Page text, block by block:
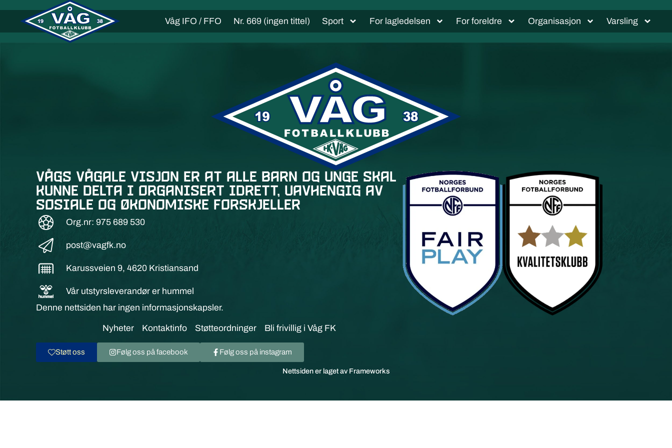
Våg IFO / FFO Nr. 669 (ingen tittel) Sport For lagledelsen For foreldre Organisasjon Varsling
Vågs vågale visjon er at alle barn og unge skal
kunne delta i organisert idrett, uavhengig av
sosiale og økonomiske forskjeller
Org.nr: 975 689 530
post@vagfk.no
Karussveien 9, 4620 Kristiansand
Vår utstyrsleverandør er hummel
Denne nettsiden har ingen informasjonskapsler.
Nyheter Kontaktinfo Støtteordninger Bli frivillig i Våg FK
Støtt oss Følg oss på facebook Følg oss på instagram
Nettsiden er laget av Frameworks